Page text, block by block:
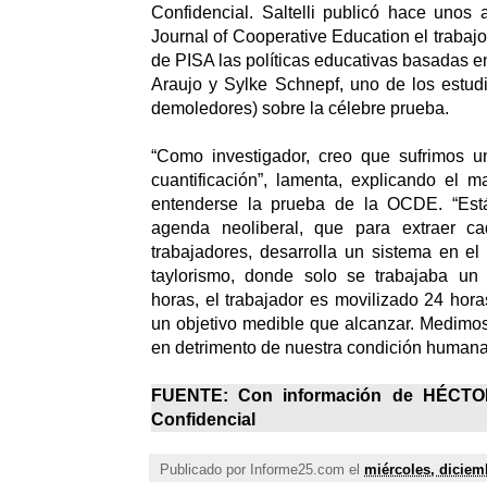
Confidencial. Saltelli publicó hace unos
Journal of Cooperative Education el
de PISA las políticas educativas basadas
Araujo y Sylke Schnepf, uno de los
demoledores) sobre la célebre prueba.
“Como investigador, creo que sufrimos
cuantificación”, lamenta, explicando el
entenderse la prueba de la OCDE.
agenda neoliberal, que para extraer
trabajadores, desarrolla un sistema en
taylorismo, donde solo se trabajaba un
horas, el trabajador es movilizado 24
un objetivo medible que alcanzar.
en detrimento de nuestra condición
FUENTE: Con información de
Confidencial
Publicado por Informe25.com el miércoles,